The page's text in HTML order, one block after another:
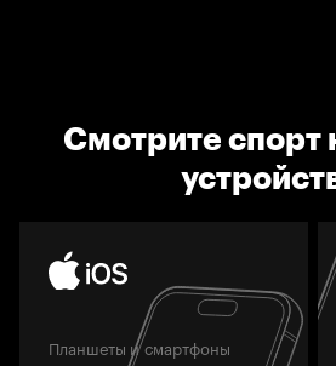
Смотрите спорт
Планшеты и смартфоны